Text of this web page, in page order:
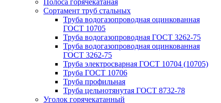
Полоса горячекатаная
Сортамент труб стальных
Труба водогазопроводная оцинкованная
ГОСТ 10705
Труба водогазопроводная ГОСТ 3262-75
Труба водогазопроводная оцинкованная
ГОСТ 3262-75
Труба электросварная ГОСТ 10704 (10705)
Труба ГОСТ 10706
Труба профильная
Труба цельнотянутая ГОСТ 8732-78
Уголок горячекатанный